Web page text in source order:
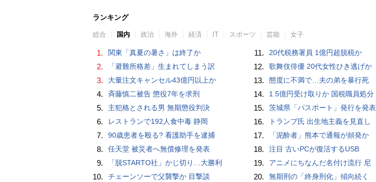
ランキング
総合 国内 政治 海外 経済 IT スポーツ 芸能 女子
1. 関東「真夏の暑さ」は終了か
2. 「避難所格差」生まれてしまう訳
3. 大量注文キャンセル43億円以上か
4. 斉藤慎二被告 懲役7年を求刑
5. 主犯格とされる男 無期懲役判決
6. レストランで192人食中毒 静岡
7. 90歳患者を殴る? 看護助手を逮捕
8. 任天堂 被災者へ無償修理を発表
9. 「脱STARTO社」かじ切り…大勝利
10. チェーンソーで父襲撃か 目撃談
11. 20代税務署員 1億円超脱税か
12. 歌舞伎俳優 20代女性ひき逃げか
13. 態度に不満で…夫の弟を暴行死
14. 1.5億円受け取りか 国税職員処分
15. 茨城県「パスポート」発行を発表
16. トランプ氏 出生地主義を見直し
17. 「泥酔者」熊本で通報が頻発か
18. 注目 古いPCが復活するUSB
19. アニメにちなんだ名付け流行 尼
20. 無期刑の「終身刑化」傾向続く